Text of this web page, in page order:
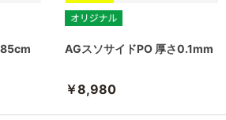
AGスソサイドPO 厚さ0.1mm
￥8,980